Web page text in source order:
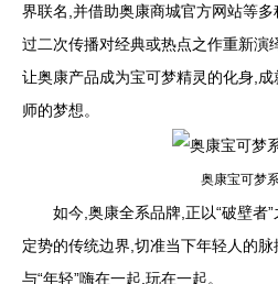
界联名,并借助奥康商城官方网站等
过二次传播对经典或热点之作重新演
让奥康产品成为宝可梦精灵的化身,
师的梦想。
奥康宝可梦
如今,奥康全系品牌,正以“破壁者
定势的传统边界,切准当下年轻人的
与“年轻”嗨在一起,玩在一起。